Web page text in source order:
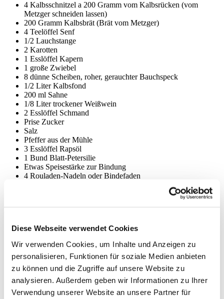
Diese Webseite verwendet Cookies
Wir verwenden Cookies, um Inhalte und Anzeigen zu
personalisieren, Funktionen für soziale Medien anbieten
zu können und die Zugriffe auf unsere Website zu
analysieren. Außerdem geben wir Informationen zu Ihrer
Verwendung unserer Website an unsere Partner für
4 Kalbsschnitzel a 200 Gramm vom Kalbsrücken (vom
Metzger schneiden lassen)
200 Gramm Kalbsbrät (Brät vom Metzger)
4 Teelöffel Senf
1/2 Lauchstange
2 Karotten
1 Esslöffel Kapern
1 große Zwiebel
8 dünne Scheiben, roher, gerauchter Bauchspeck
1/2 Liter Kalbsfond
200 ml Sahne
1/8 Liter trockener Weißwein
2 Esslöffel Schmand
Prise Zucker
Salz
Pfeffer aus der Mühle
3 Esslöffel Rapsöl
1 Bund Blatt-Petersilie
Etwas Speisestärke zur Bindung
4 Rouladen-Nadeln oder Bindefaden
Für den Blumenkohl
1 Kopf Blumenkohl
100-150 Gramm Semmelbrösel
100 Gramm Butter
Etwas zerlassene Butter
Salz